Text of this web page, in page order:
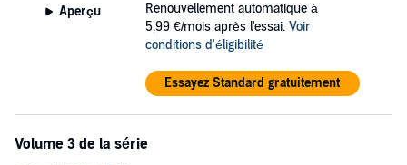
Aperçu
Renouvellement automatique à
5,99 €/mois après l'essai. Voir
conditions d'éligibilité
Essayez Standard gratuitement
Volume 3 de la série